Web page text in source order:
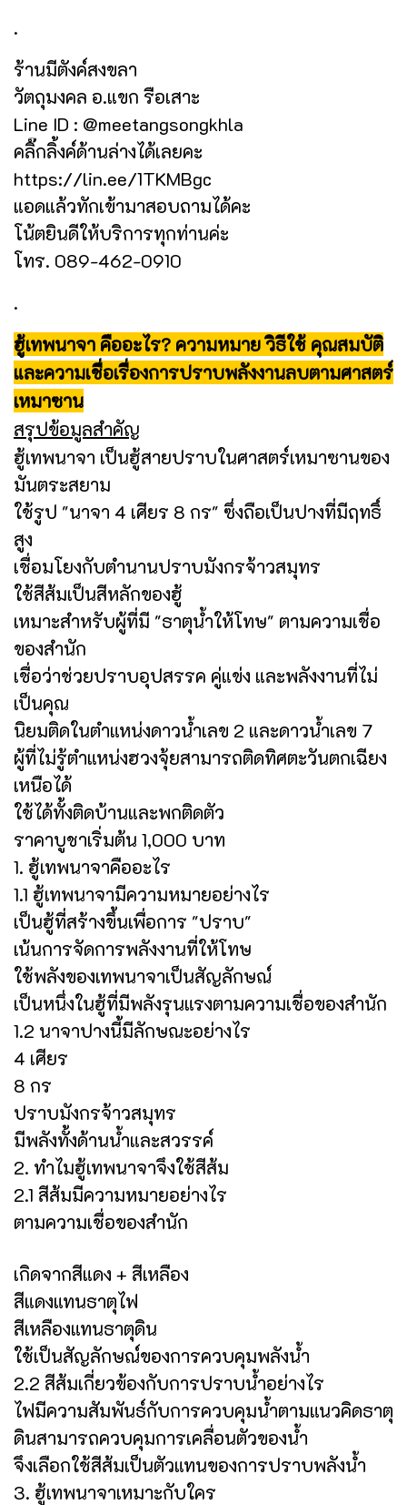
.
ร้านมีตังค์สงขลา
วัตถุมงคล อ.แขก รือเสาะ
Line ID : @meetangsongkhla
คลิ๊กลิ้งค์ด้านล่างได้เลยคะ
https://lin.ee/1TKMBgc
แอดแล้วทักเข้ามาสอบถามได้คะ
โน้ตยินดีให้บริการทุกท่านค่ะ
โทร. 089-462-0910
.
ฮู้เทพนาจา คืออะไร? ความหมาย วิธีใช้ คุณสมบัติ
และความเชื่อเรื่องการปราบพลังงานลบตามศาสตร์
เหมาซาน
สรุปข้อมูลสำคัญ
ฮู้เทพนาจา เป็นฮู้สายปราบในศาสตร์เหมาซานของ
มันตระสยาม
ใช้รูป "นาจา 4 เศียร 8 กร" ซึ่งถือเป็นปางที่มีฤทธิ์
สูง
เชื่อมโยงกับตำนานปราบมังกรจ้าวสมุทร
ใช้สีส้มเป็นสีหลักของฮู้
เหมาะสำหรับผู้ที่มี "ธาตุน้ำให้โทษ" ตามความเชื่อ
ของสำนัก
เชื่อว่าช่วยปราบอุปสรรค คู่แข่ง และพลังงานที่ไม่
เป็นคุณ
นิยมติดในตำแหน่งดาวน้ำเลข 2 และดาวน้ำเลข 7
ผู้ที่ไม่รู้ตำแหน่งฮวงจุ้ยสามารถติดทิศตะวันตกเฉียง
เหนือได้
ใช้ได้ทั้งติดบ้านและพกติดตัว
ราคาบูชาเริ่มต้น 1,000 บาท
1. ฮู้เทพนาจาคืออะไร
1.1 ฮู้เทพนาจามีความหมายอย่างไร
เป็นฮู้ที่สร้างขึ้นเพื่อการ "ปราบ"
เน้นการจัดการพลังงานที่ให้โทษ
ใช้พลังของเทพนาจาเป็นสัญลักษณ์
เป็นหนึ่งในฮู้ที่มีพลังรุนแรงตามความเชื่อของสำนัก
1.2 นาจาปางนี้มีลักษณะอย่างไร
4 เศียร
8 กร
ปราบมังกรจ้าวสมุทร
มีพลังทั้งด้านน้ำและสวรรค์
2. ทำไมฮู้เทพนาจาจึงใช้สีส้ม
2.1 สีส้มมีความหมายอย่างไร
ตามความเชื่อของสำนัก
เกิดจากสีแดง + สีเหลือง
สีแดงแทนธาตุไฟ
สีเหลืองแทนธาตุดิน
ใช้เป็นสัญลักษณ์ของการควบคุมพลังน้ำ
2.2 สีส้มเกี่ยวข้องกับการปราบน้ำอย่างไร
ไฟมีความสัมพันธ์กับการควบคุมน้ำตามแนวคิดธาตุ
ดินสามารถควบคุมการเคลื่อนตัวของน้ำ
จึงเลือกใช้สีส้มเป็นตัวแทนของการปราบพลังน้ำ
3. ฮู้เทพนาจาเหมาะกับใคร